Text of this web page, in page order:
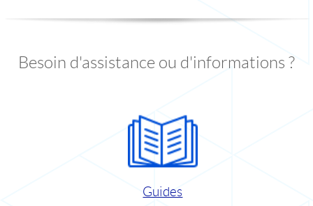
Besoin d'assistance ou d'informations ?
Guides